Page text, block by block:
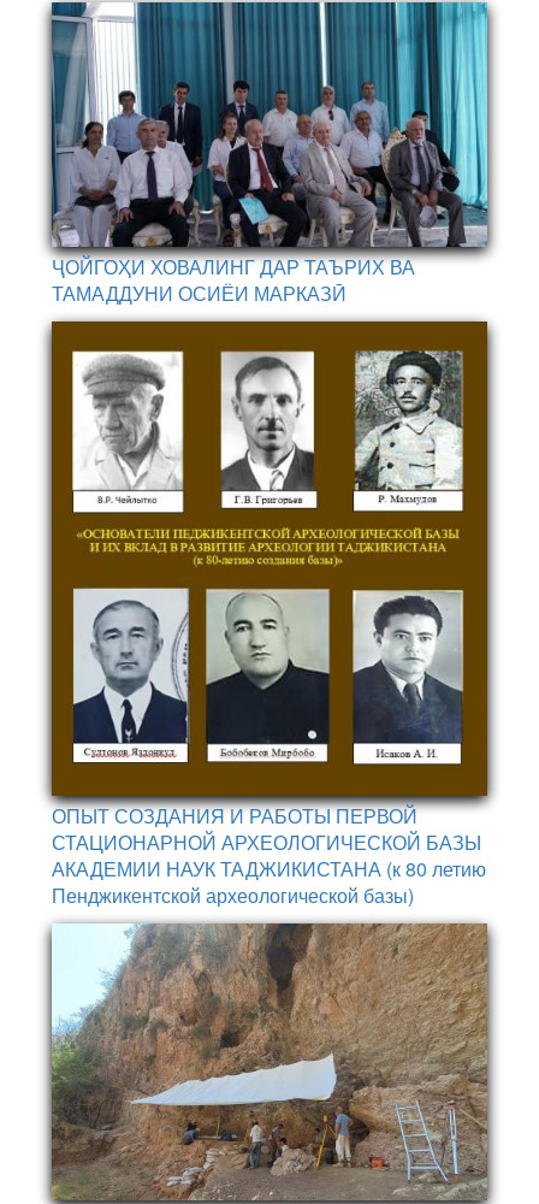
ҶОЙГОҲИ ХОВАЛИНГ ДАР ТАЪРИХ ВА
ТАМАДДУНИ ОСИЁИ МАРКАЗӢ
ОПЫТ СОЗДАНИЯ И РАБОТЫ ПЕРВОЙ
СТАЦИОНАРНОЙ АРХЕОЛОГИЧЕСКОЙ БАЗЫ
АКАДЕМИИ НАУК ТАДЖИКИСТАНА (к 80 летию
Пенджикентской археологической базы)